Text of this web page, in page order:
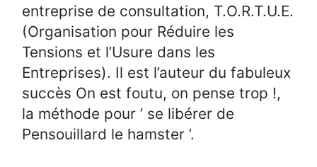
entreprise de consultation, T.O.R.T.U.E.
(Organisation pour Réduire les
Tensions et l’Usure dans les
Entreprises). Il est l’auteur du fabuleux
succès On est foutu, on pense trop !,
la méthode pour ’ se libérer de
Pensouillard le hamster ’.